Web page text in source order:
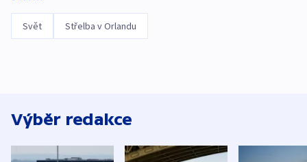
Svět Střelba v Orlandu
Výběr redakce